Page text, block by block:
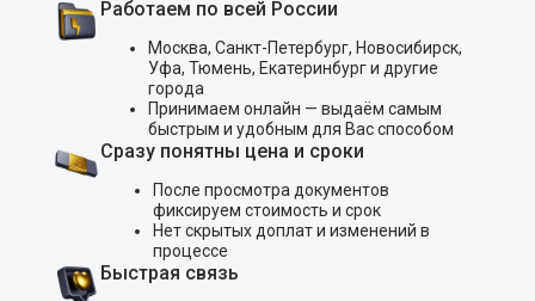
Работаем по всей России
Москва, Санкт-Петербург, Новосибирск,
Уфа, Тюмень, Екатеринбург и другие
города
Принимаем онлайн — выдаём самым
быстрым и удобным для Вас способом
Сразу понятны цена и сроки
После просмотра документов
фиксируем стоимость и срок
Нет скрытых доплат и изменений в
процессе
Быстрая связь